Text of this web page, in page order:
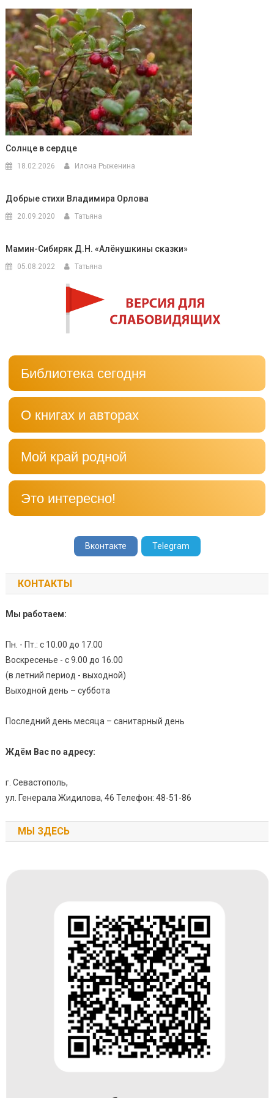
Солнце в сердце
18.02.2026 Илона Рыженина
Добрые стихи Владимира Орлова
20.09.2020 Татьяна
Мамин-Сибиряк Д.Н. «Алёнушкины сказки»
05.08.2022 Татьяна
Библиотека сегодня
О книгах и авторах
Мой край родной
Это интересно!
Вконтакте Telegram
КОНТАКТЫ
Мы работаем:
Пн. - Пт.: с 10.00 до 17.00
Воскресенье - с 9.00 до 16.00
(в летний период - выходной)
Выходной день – суббота
Последний день месяца – санитарный день
Ждём Вас по адресу:
г. Севастополь,
ул. Генерала Жидилова, 46 Телефон: 48-51-86
МЫ ЗДЕСЬ